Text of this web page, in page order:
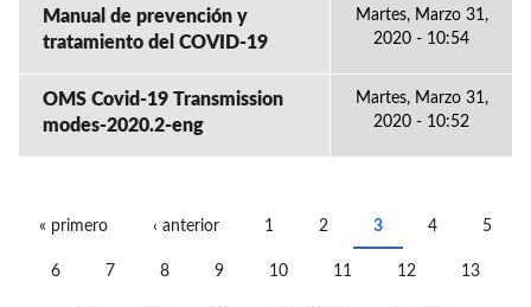
Manual de prevención y
tratamiento del COVID-19
Martes, Marzo 31,
2020 - 10:54
OMS Covid-19 Transmission
modes-2020.2-eng
Martes, Marzo 31,
2020 - 10:52
« primero ‹ anterior 1 2 3 4 5
6 7 8 9 10 11 12 13